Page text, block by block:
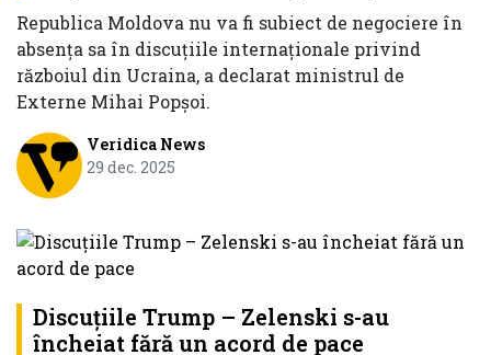
Republica Moldova nu va fi subiect de negociere în
absența sa în discuțiile internaționale privind
războiul din Ucraina, a declarat ministrul de
Externe Mihai Popșoi.
Veridica News
29 dec. 2025
Discuțiile Trump – Zelenski s-au
încheiat fără un acord de pace